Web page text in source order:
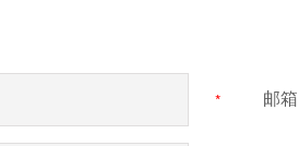
* 邮箱